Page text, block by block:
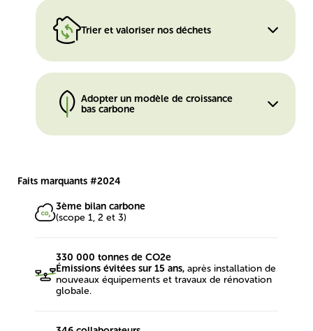
Trier et valoriser nos déchets
Adopter un modèle de croissance
bas carbone
Faits marquants #2024
3ème bilan carbone
(scope 1, 2 et 3)
330 000 tonnes de CO2e
Émissions évitées sur 15 ans, après installation de
nouveaux équipements et travaux de rénovation
globale.